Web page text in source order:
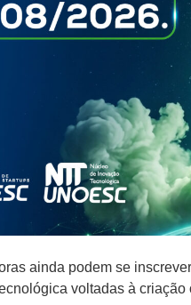
ainda podem se
voltadas à